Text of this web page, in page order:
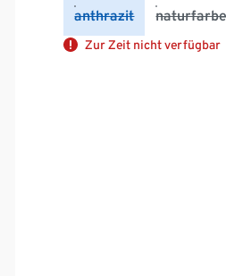
anthrazit
Zur Zeit nicht verfügbar